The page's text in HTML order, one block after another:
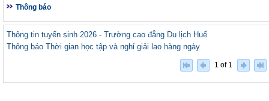
Thông báo
Thông tin tuyển sinh 2026 - Trường cao đẳng Du lịch Huế
Thông báo Thời gian học tập và nghỉ giải lao hàng ngày
1 of 1